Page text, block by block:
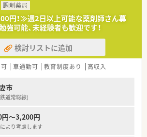
外来＋施設在宅(3施設) 130名程度の対応です。
はありますが、協力しあって店舗をまわしていま
ントお勧めポイント／
、入社3か月経過すると中小企業退職金共済制度
えます！
調剤薬局
円！≫週2日以上可能な薬剤師さん募
強可能、未経験者も歓迎です！
検討リストに追加
車通勤可 教育制度あり 高収入
市
道常総線)
～3,200円
より考慮します